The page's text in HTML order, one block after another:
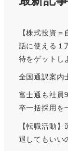
【株式投資
話に使える１
待をゲットし
全国通訳案内
富士通も社員
卒一括採用を
【転職活動
退してもいい